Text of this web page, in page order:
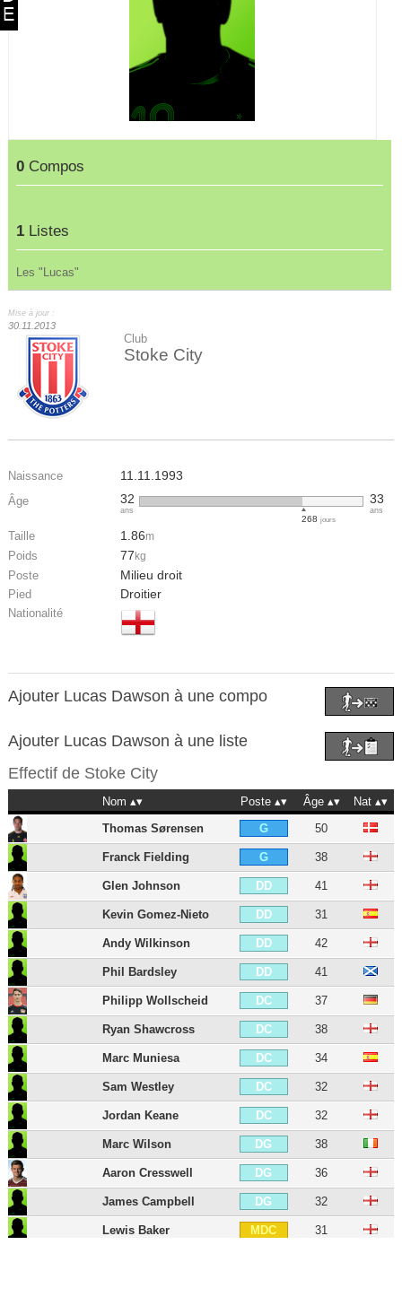
0 Compos
1 Listes
Les "Lucas"
Mise à jour :
30.11.2013
Club
Stoke City
Naissance 11.11.1993
Âge 32
ans
268 jours
33
ans
Taille 1.86m
Poids 77 kg
Poste Milieu droit
Pied Droitier
Nationalité
Ajouter Lucas Dawson à une compo
Ajouter Lucas Dawson à une liste
Effectif de Stoke City
Nom Poste Âge
Nat
Thomas Sørensen
G 50
Franck Fielding G 38
Glen Johnson DD 41
Kevin Gomez-Nieto DD 31
Andy Wilkinson DD 42
Phil Bardsley DD 41
Philipp Wollscheid DC 37
Ryan Shawcross DC 38
Marc Muniesa DC 34
Sam Westley DC 32
Jordan Keane DC 32
Marc Wilson DG 38
Aaron Cresswell DG 36
James Campbell DG 32
Lewis Baker MDC 31